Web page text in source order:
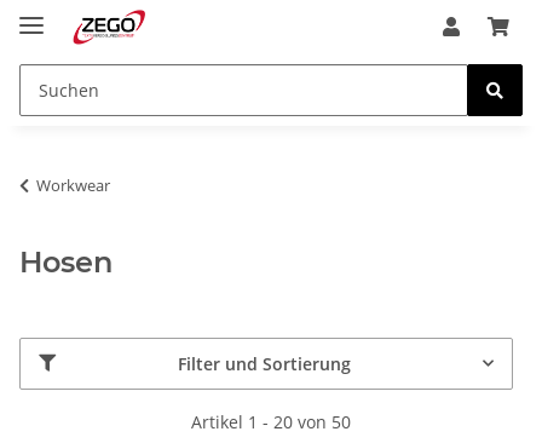
Workwear
Hosen
Filter und Sortierung
Artikel 1 - 20 von 50